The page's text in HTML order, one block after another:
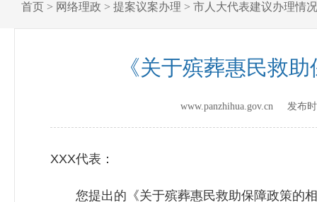
首页 > 网络理政 > 提案议案办理 > 市人大代表建议办理情况
《关于殡葬惠民救
www.panzhihua.gov.cn 发布
XXX代表：
您提出的《关于殡葬惠民救助保障政策的相